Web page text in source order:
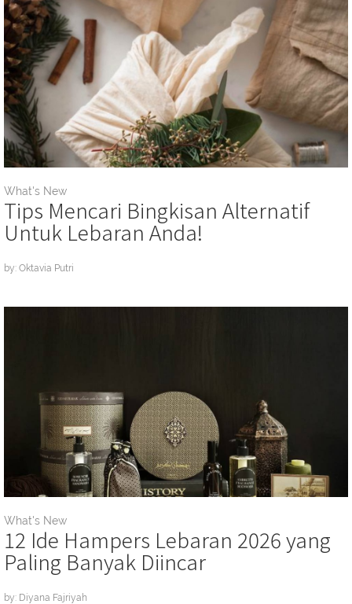
What's New
Tips Mencari Bingkisan Alternatif
Untuk Lebaran Anda!
by: Oktavia Putri
What's New
12 Ide Hampers Lebaran 2026 yang
Paling Banyak Diincar
by: Diyana Fajriyah